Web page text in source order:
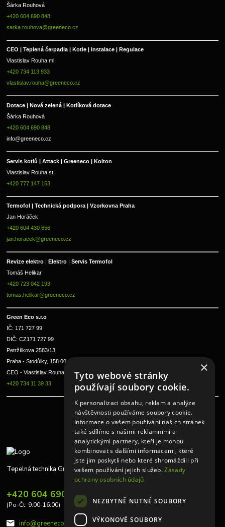
Šárka Rouhová
+420 604 690 848
sarka.rouhova@greeneco.cz
CEO | Teplená čerpadla | Kotle | Instalace | Regulace
Vlastislav Rouha ml.
+420 734 113 933
vlastislav.rouha@greeneco.cz
Dotace | Nová zelená | Kotlíková dotace
Šárka Rouhová
+420 604 690 848
info@greeneco.cz
Servis kotlů | Attack | Greeneco | Kolton
Vlastislav Rouha st.
+420 777 147 153
Termofol | Technická podpora | Vzorkovna Praha
Jan Horáček
+420 604 430 656
jan.horacek@greeneco.cz
Revize elektro | Elektro | Servis Termofol
Tomáš Helikar
+420 723 042 193
tomas.helikar@greeneco.cz
Green Eco s.r.o
IČ: 171 727 99
DIČ: CZ171 727 99
Petržílkova 2583/13,
Praha - Stodůlky, 158 00
CEO - Vlastislav Rouha ml.
+420 734 11 39 33
Tepelná technika Greeneco
+420 604 690 848
(Po-Čt: 9:00-16:00)
info@greeneco.cz
×
Tyto webové stránky
používají soubory cookie.
K personalizaci obsahu, reklam a analýze
návštěvnosti používáme soubory cookie.
Informace o vašem používání našich stránek
také sdílíme s našimi reklamními a
analytickými partnery, kteří je mohou
kombinovat s dalšími informacemi, které
jste jim poskytli nebo které shromáždili při
vašem používání jejich služeb.Zásady
ochrany osobních údajů
NEZBYTNĚ NUTNÉ SOUBORY
VÝKONOVÉ SOUBORY